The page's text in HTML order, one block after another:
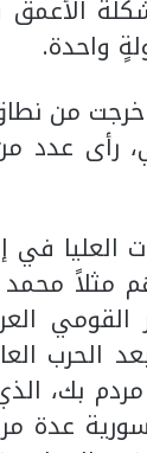
واحدة.
من
رأى عدد
العليا
مثلاً
القومي
الحرب
بك،
عدة